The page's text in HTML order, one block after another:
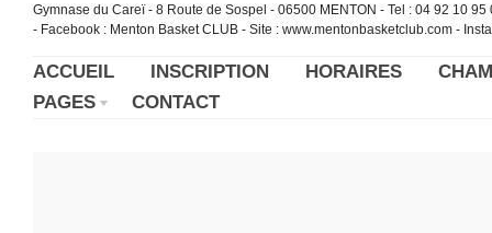
Gymnase du Careï - 8 Route de Sospel - 06500 MENTON - Tel : 04 92 10
- Facebook : Menton Basket CLUB - Site : www.mentonbasketclub.com -
ACCUEIL INSCRIPTION HORAIRES
PAGES
CONTACT